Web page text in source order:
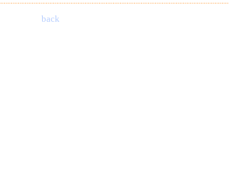
back